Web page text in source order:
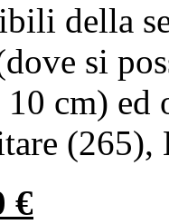
della
si
10 cm)
(265),
€